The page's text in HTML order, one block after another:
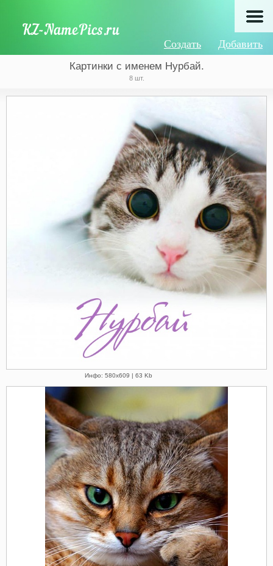
Добавить
Создать
Картинки с именем Нурбай.
8 шт.
Инфо: 580х609 | 63 Kb